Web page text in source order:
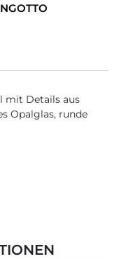
mit Details aus
Opalglas, runde